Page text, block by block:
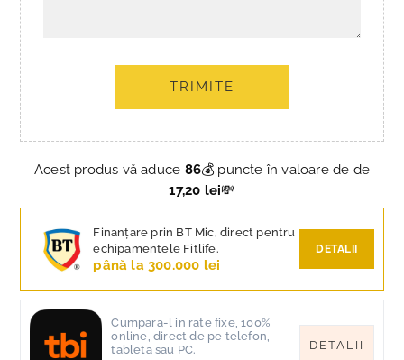
TRIMITE
Acest produs vă aduce 86💰 puncte în valoare de de
17,20 lei💸
Finanțare prin BT Mic, direct pentru
echipamentele Fitlife.
până la 300.000 lei
DETALII
Cumpara-l in rate fixe, 100%
online, direct de pe telefon,
tableta sau PC.
DETALII